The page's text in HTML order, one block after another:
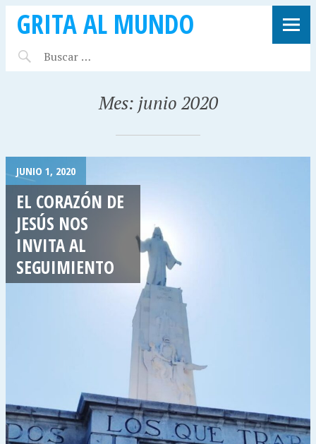
GRITA AL MUNDO
Mes: junio 2020
JUNIO 1, 2020
EL CORAZÓN DE
JESÚS NOS
INVITA AL
SEGUIMIENTO